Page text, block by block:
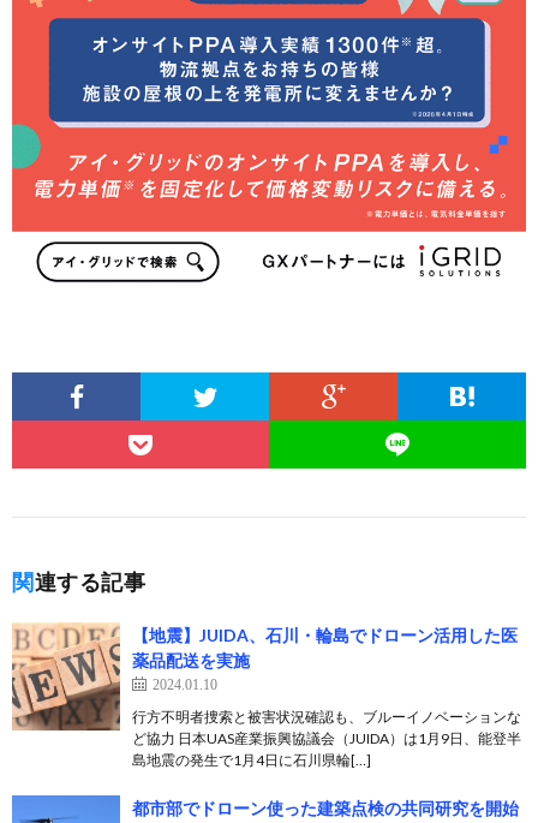
関連する記事
【地震】JUIDA、石川・輪島でドローン活用した医
薬品配送を実施
2024.01.10
行方不明者捜索と被害状況確認も、ブルーイノベーションな
ど協力 日本UAS産業振興協議会（JUIDA）は1月9日、能登半
島地震の発生で1月4日に石川県輪[…]
都市部でドローン使った建築点検の共同研究を開始